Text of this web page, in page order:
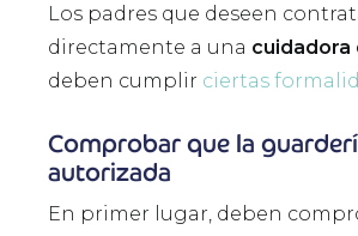
Los padres que deseen
directamente a una cuidadora
deben cumplir ciertas
Comprobar que la
autorizada
En primer lugar, deben